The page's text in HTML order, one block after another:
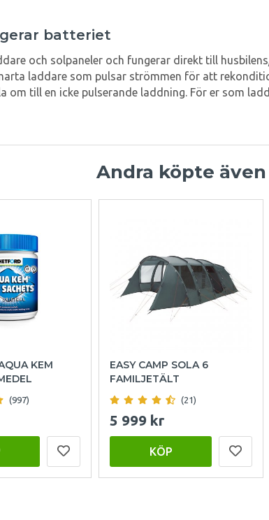
batteriet
och solpaneler och fungerar direkt till
laddare som pulsar strömmen för att
om till en icke pulserande laddning. För er som
Andra köpte även
KEM
(997)
EASY CAMP SOLA 6
FAMILJETÄLT
(21)
5 999 kr
KÖP